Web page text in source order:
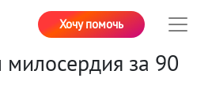
Хочу помочь
милосердия за 90